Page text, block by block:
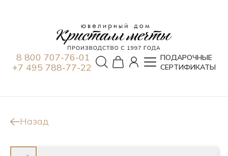
8 800 707-76-01
+7 495 788-77-22
ПОДАРОЧНЫЕ
СЕРТИФИКАТЫ
Назад